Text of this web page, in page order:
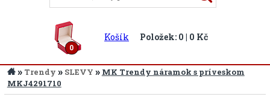
0
Košík Položek: 0 | 0 Kč
» Trendy » SLEVY » MK Trendy náramok s príveskom
MKJ4291710